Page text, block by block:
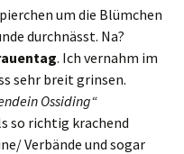
um die Blümchen
durchnässt. Na?
. Ich vernahm im
sehr breit grinsen.
Ossiding“
so richtig krachend
Verbände und sogar